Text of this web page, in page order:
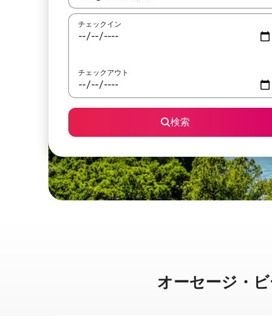
チェックイン
チェックアウト
検索
オーセージ・